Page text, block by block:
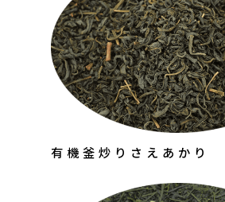
有機釜炒りさえあかり